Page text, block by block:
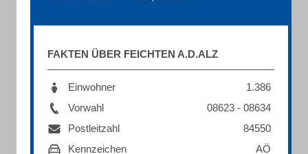
FAKTEN ÜBER FEICHTEN A.D.ALZ
Einwohner
1.386
Vorwahl
08623 - 08634
Postleitzahl
84550
Kennzeichen
AÖ